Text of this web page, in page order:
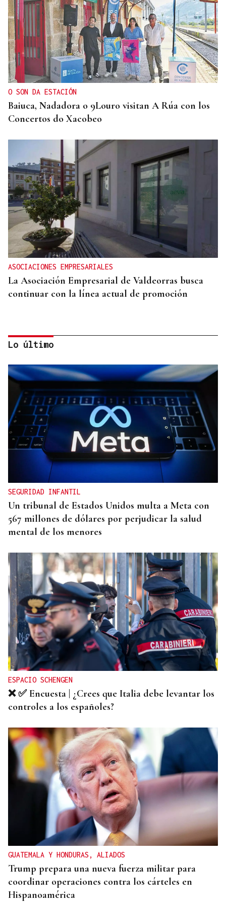
O SON DA ESTACIÓN
Baiuca, Nadadora o 9Louro visitan A Rúa con los
Concertos do Xacobeo
ASOCIACIONES EMPRESARIALES
La Asociación Empresarial de Valdeorras busca
continuar con la línea actual de promoción
DISTRIBUIDORA FAMILIAR
Gaseosas Roca, medio siglo creciendo junto a
Valdeorras y Coca-Cola
Lo último
SEGURIDAD INFANTIL
Un tribunal de Estados Unidos multa a Meta con
567 millones de dólares por perjudicar la salud
mental de los menores
ESPACIO SCHENGEN
❌ ✅ Encuesta | ¿Crees que Italia debe levantar los
controles a los españoles?
GUATEMALA Y HONDURAS, ALIADOS
Trump prepara una nueva fuerza militar para
coordinar operaciones contra los cárteles en
Hispanoamérica